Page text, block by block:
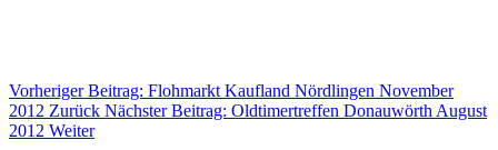
Vorheriger Beitrag: Flohmarkt Kaufland Nördlingen November
2012 Zurück Nächster Beitrag: Oldtimertreffen Donauwörth August
2012 Weiter